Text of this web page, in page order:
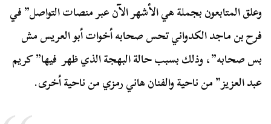
وعلق المتابعون بجملة هي الأشهر الآن عبر منصات التواصل” في
فرح بن ماجد الكدواني تحس صحابه أخوات أبو العريس مش
بس صحابه”، وذلك بسبب حالة البهجة الذي ظهر فيها” كريم
عبد العزيز” من ناحية والفنان هاني رمزي من ناحية أخرى.